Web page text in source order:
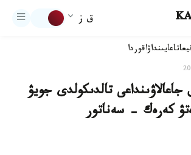
ق ز
تاعايىنداۋاقوردا
تالدىكولدى جويۋ
كەرەك - سەناتور